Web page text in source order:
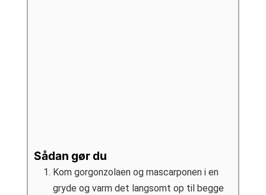
Sådan gør du
Kom gorgonzolaen og mascarponen i en
gryde og varm det langsomt op til begge